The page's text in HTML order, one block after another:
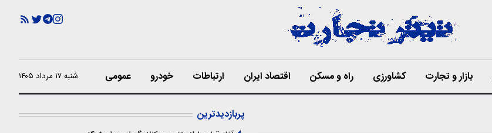
بازار و تجارت کشاورزی راه و مسکن اقتصاد ایران ارتباطات خودرو عمومی شنبه ۱۷ مرداد ۱۴۰۵
پربازدیدترین